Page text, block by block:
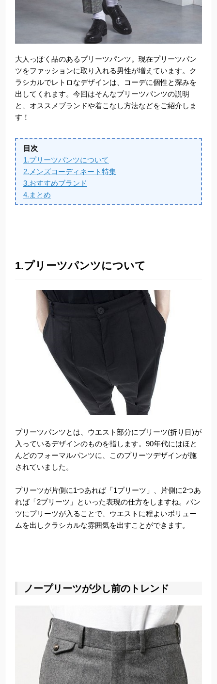
大人っぽく品のあるプリーツパンツ。現在プリーツパン
ツをファッションに取り入れる男性が増えています。ク
ラシカルでレトロなデザインは、コーデに個性と深みを
出してくれます。今回はそんなプリーツパンツの説明
と、オススメブランドや着こなし方法などをご紹介しま
す！
目次
1.プリーツパンツについて
2.メンズコーディネート特集
3.おすすめブランド
4.まとめ
1.プリーツパンツについて
プリーツパンツとは、ウエスト部分にプリーツ(折り目)が
入っているデザインのものを指します。90年代にはほと
んどのフォーマルパンツに、このプリーツデザインが施
されていました。
プリーツが片側に1つあれば「1プリーツ」、片側に2つあ
れば「2プリーツ」といった表現の仕方をしますね。パン
ツにプリーツが入ることで、ウエストに程よいボリュー
ムを出しクラシカルな雰囲気を出すことができます。
ノープリーツが少し前のトレンド